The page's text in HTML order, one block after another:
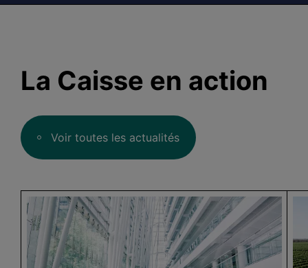
La Caisse en action
Voir toutes les actualités